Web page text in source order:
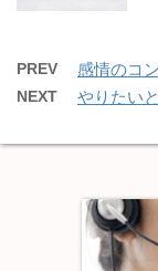
PREV 感情のコ
NEXT やりたい